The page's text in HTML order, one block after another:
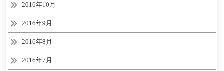
2016年10月
2016年9月
2016年8月
2016年7月